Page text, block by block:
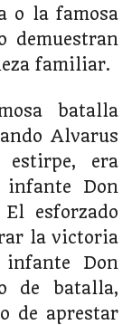
o la famosa
demuestran
familiar.
batalla
Alvarus
era
infante Don
esforzado
la victoria
Don
de batalla,
de aprestar